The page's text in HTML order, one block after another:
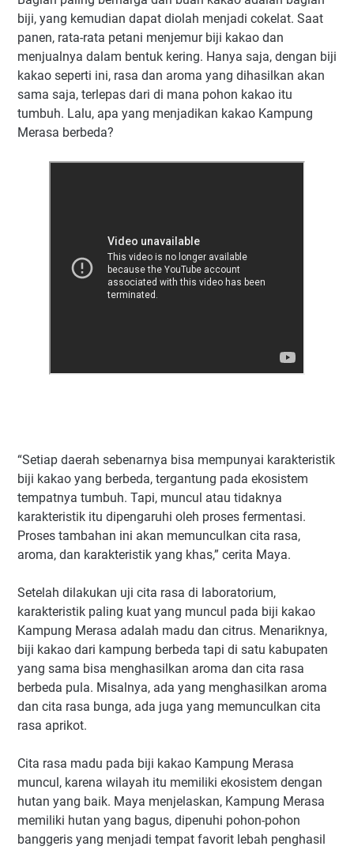
biji, yang kemudian dapat diolah menjadi cokelat. Saat
panen, rata-rata petani menjemur biji kakao dan
menjualnya dalam bentuk kering. Hanya saja, dengan biji
kakao seperti ini, rasa dan aroma yang dihasilkan akan
sama saja, terlepas dari di mana pohon kakao itu
tumbuh. Lalu, apa yang menjadikan kakao Kampung
Merasa berbeda?
“Setiap daerah sebenarnya bisa mempunyai karakteristik
biji kakao yang berbeda, tergantung pada ekosistem
tempatnya tumbuh. Tapi, muncul atau tidaknya
karakteristik itu dipengaruhi oleh proses fermentasi.
Proses tambahan ini akan memunculkan cita rasa,
aroma, dan karakteristik yang khas,” cerita Maya.
Setelah dilakukan uji cita rasa di laboratorium,
karakteristik paling kuat yang muncul pada biji kakao
Kampung Merasa adalah madu dan citrus. Menariknya,
biji kakao dari kampung berbeda tapi di satu kabupaten
yang sama bisa menghasilkan aroma dan cita rasa
berbeda pula. Misalnya, ada yang menghasilkan aroma
dan cita rasa bunga, ada juga yang memunculkan cita
rasa aprikot.
Cita rasa madu pada biji kakao Kampung Merasa
muncul, karena wilayah itu memiliki ekosistem dengan
hutan yang baik. Maya menjelaskan, Kampung Merasa
memiliki hutan yang bagus, dipenuhi pohon-pohon
banggeris yang menjadi tempat favorit lebah penghasil